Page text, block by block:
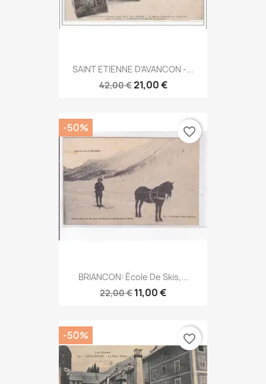
SAINT ETIENNE D'AVANCON -...
42,00 €21,00 €
BRIANCON: École De Skis,...
22,00 € 11,00 €
-50% favorite_border
-50% favorite_border